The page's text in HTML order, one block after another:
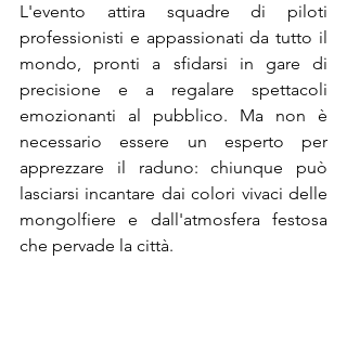
L'evento attira squadre di piloti
professionisti e appassionati da tutto il
mondo, pronti a sfidarsi in gare di
precisione e a regalare spettacoli
emozionanti al pubblico. Ma non è
necessario essere un esperto per
apprezzare il raduno: chiunque può
lasciarsi incantare dai colori vivaci delle
mongolfiere e dall'atmosfera festosa
che pervade la città.